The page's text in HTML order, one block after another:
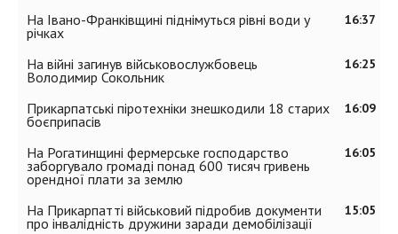
16:37
На Івано-Франківщині піднімуться рівні води у
річках
16:25
На війні загинув військовослужбовець
Володимир Сокольник
16:09
Прикарпатські піротехніки знешкодили 18 старих
боєприпасів
16:05
На Рогатинщині фермерське господарство
заборгувало громаді понад 600 тисяч гривень
орендної плати за землю
15:05
На Прикарпатті військовий підробив документи
про інвалідність дружини заради демобілізації